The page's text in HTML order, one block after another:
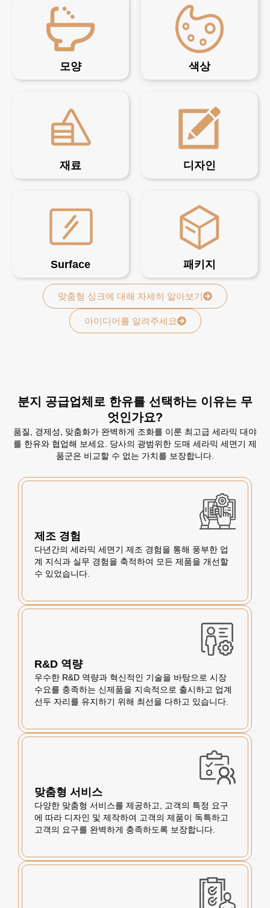
모양 색상
재료 디자인
Surface 패키지
맞춤형 싱크에 대해 자세히 알아보기
아이디어를 알려주세요
분지 공급업체로 한유를 선택하는 이유는 무
엇인가요?
품질, 경제성, 맞춤화가 완벽하게 조화를 이룬 최고급 세라믹 대야
를 한유와 협업해 보세요. 당사의 광범위한 도매 세라믹 세면기 제
품군은 비교할 수 없는 가치를 보장합니다.
제조 경험
다년간의 세라믹 세면기 제조 경험을 통해 풍부한 업
계 지식과 실무 경험을 축적하여 모든 제품을 개선할
수 있었습니다.
R&D 역량
우수한 R&D 역량과 혁신적인 기술을 바탕으로 시장
수요를 충족하는 신제품을 지속적으로 출시하고 업계
선두 자리를 유지하기 위해 최선을 다하고 있습니다.
맞춤형 서비스
다양한 맞춤형 서비스를 제공하고, 고객의 특정 요구
에 따라 디자인 및 제작하여 고객의 제품이 독특하고
고객의 요구를 완벽하게 충족하도록 보장합니다.